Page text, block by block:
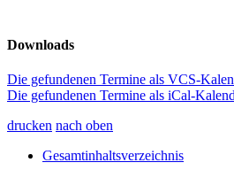
Downloads
Die gefundenen Termine als VCS-
Die gefundenen Termine als iCal-
drucken nach oben
Gesamtinhaltsverzeichnis